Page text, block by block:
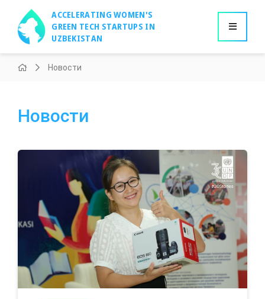
ACCELERATING WOMEN'S
GREEN TECH STARTUPS IN
UZBEKISTAN
Новости
Новости